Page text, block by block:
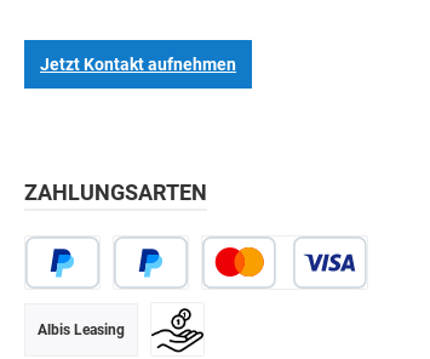
Jetzt Kontakt aufnehmen
ZAHLUNGSARTEN
Albis Leasing